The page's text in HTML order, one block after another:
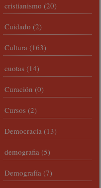
cristianismo (20)
Cuidado (2)
Cultura (163)
cuotas (14)
Curación (0)
Cursos (2)
Democracia (13)
demografia (5)
Demografía (7)